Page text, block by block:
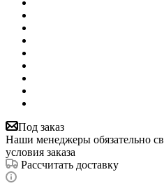
Под заказ
Наши менеджеры обязательно
условия заказа
Рассчитать доставку